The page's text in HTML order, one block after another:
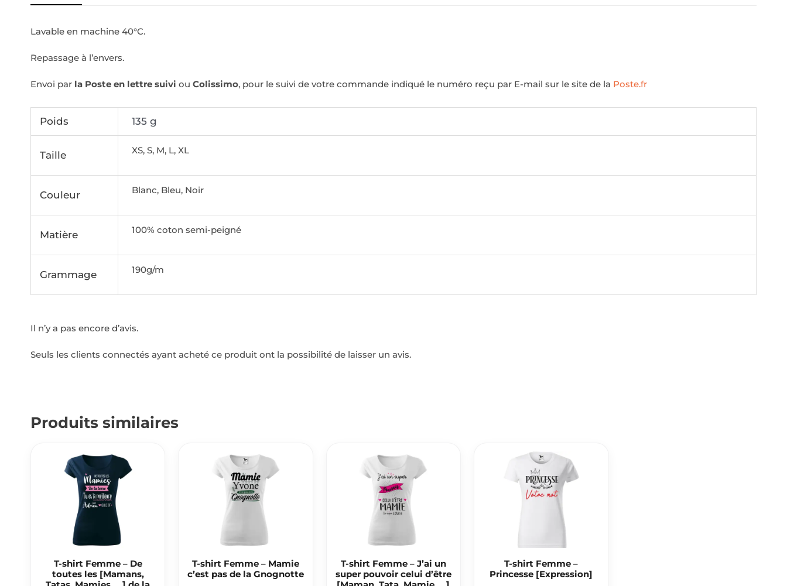
Lavable en machine 40°C.
Repassage à l’envers.
Envoi par la Poste en lettre suivi ou Colissimo, pour le suivi de votre commande indiqué le numéro reçu par E-mail sur le site de la Poste.fr
Poids 135 g
Taille XS, S, M, L, XL
Couleur Blanc, Bleu, Noir
Matière 100% coton semi-peigné
Grammage 190g/m
Il n’y a pas encore d’avis.
Seuls les clients connectés ayant acheté ce produit ont la possibilité de laisser un avis.
Produits similaires
T-shirt Femme – De
toutes les [Mamans,
T-shirt Femme – Mamie
c’est pas de la Gnognotte
T-shirt Femme – J’ai un
super pouvoir celui d’être
T-shirt Femme –
Princesse [Expression]